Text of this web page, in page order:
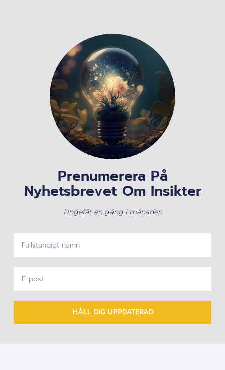
Prenumerera På
Nyhetsbrevet Om Insikter
Ungefär en gång i månaden
HÅLL DIG UPPDATERAD